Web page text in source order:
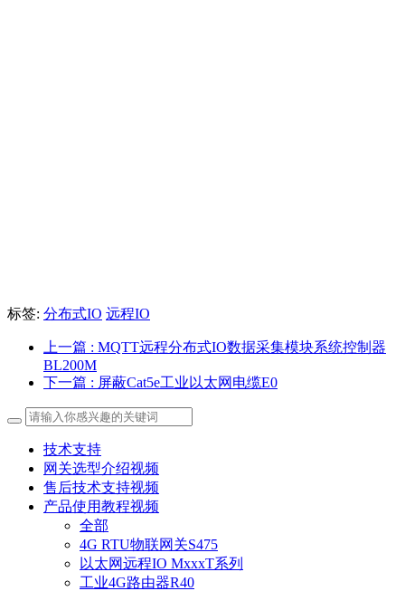
标签: 分布式IO 远程IO
上一篇 : MQTT远程分布式IO数据采集模块系统控制器
BL200M
下一篇 : 屏蔽Cat5e工业以太网电缆E0
技术支持
网关选型介绍视频
售后技术支持视频
产品使用教程视频
全部
4G RTU物联网关S475
以太网远程IO MxxxT系列
工业4G路由器R40